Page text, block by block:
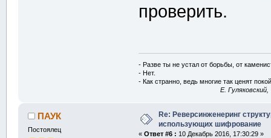
проверить.
- Разве ты не устал от борьбы, от
- Нет.
- Как странно, ведь многие так ценят
E.
ПАУК
Постоялец
Re: Реверсинженеринг
использующих шифрование
«Ответ #6 : 10 Декабрь 2016, 17:30:29 »